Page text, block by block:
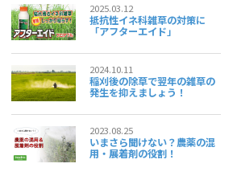
ツ
リー
ー
2025.03.12
抵抗性イネ科雑草の対策に
「アフターエイド」
2024.10.11
稲刈後の除草で翌年の雑草の
発生を抑えましょう！
2023.08.25
いまさら聞けない？農薬の混
用・展着剤の役割！